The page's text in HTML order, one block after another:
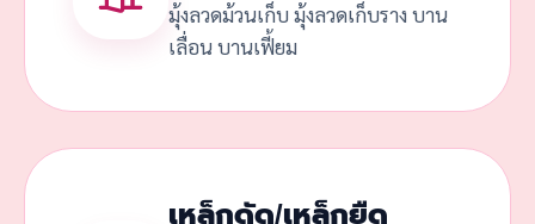
มุ้งลวดม้วนเก็บ มุ้งลวดเก็บราง บาน
เลื่อน บานเฟี้ยม
เหล็กดัด/เหล็กยืด